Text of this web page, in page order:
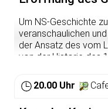
Um NS-Geschichte
veranschaulichen
der Ansatz des vom
von der Historie des
Recht und Unrecht
Mitmachformat
20.00 Uhr